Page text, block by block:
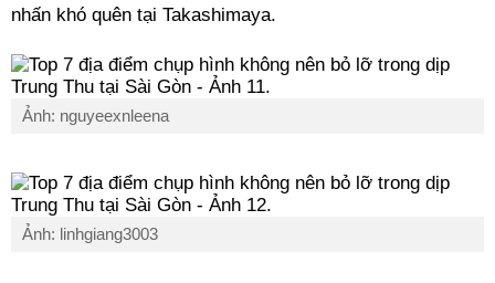
nhấn khó quên tại Takashimaya.
Ảnh: nguyeexnleena
Ảnh: linhgiang3003